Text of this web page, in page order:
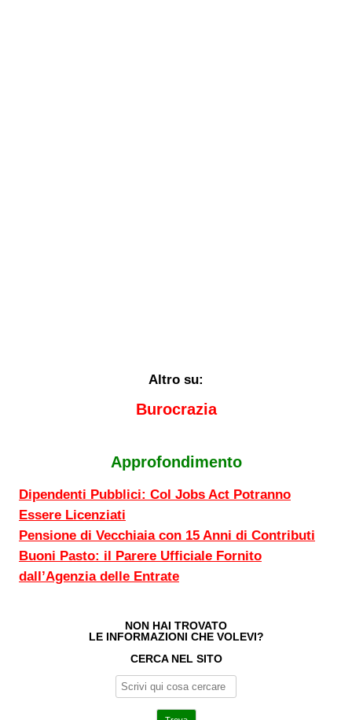
Altro su:
Burocrazia
Approfondimento
Dipendenti Pubblici: Col Jobs Act Potranno
Essere Licenziati
Pensione di Vecchiaia con 15 Anni di Contributi
Buoni Pasto: il Parere Ufficiale Fornito
dall’Agenzia delle Entrate
NON HAI TROVATO
LE INFORMAZIONI CHE VOLEVI?
CERCA NEL SITO